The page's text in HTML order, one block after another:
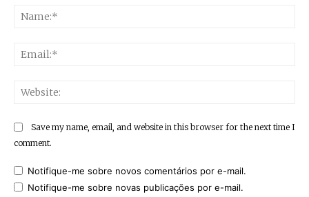
Save my name, email, and website in this browser for the next time I
comment.
Notifique-me sobre novos comentários por e-mail.
Notifique-me sobre novas publicações por e-mail.